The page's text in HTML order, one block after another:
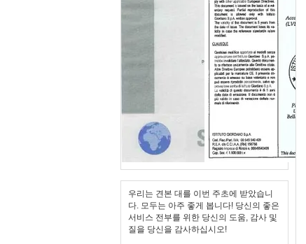
우리는 견본 대를 이번 주초에 받았습니
다. 모두는 아주 좋게 봅니다! 당신의 좋은
서비스 전부를 위한 당신의 도움, 감사 및
질을 당신을 감사하십시오!